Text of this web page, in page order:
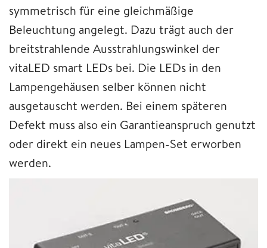
symmetrisch für eine gleichmäßige
Beleuchtung angelegt. Dazu trägt auch der
breitstrahlende Ausstrahlungswinkel der
vitaLED smart LEDs bei. Die LEDs in den
Lampengehäusen selber können nicht
ausgetauscht werden. Bei einem späteren
Defekt muss also ein Garantieanspruch genutzt
oder direkt ein neues Lampen-Set erworben
werden.